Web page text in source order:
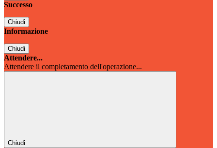
Successo
Chiudi
Informazione
Chiudi
Attendere...
Attendere il completamento dell'operazione...
Chiudi